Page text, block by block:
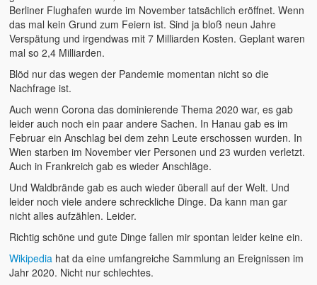
Berliner Flughafen wurde im November tatsächlich eröffnet. Wenn
das mal kein Grund zum Feiern ist. Sind ja bloß neun Jahre
Verspätung und irgendwas mit 7 Milliarden Kosten. Geplant waren
mal so 2,4 Milliarden.
Blöd nur das wegen der Pandemie momentan nicht so die
Nachfrage ist.
Auch wenn Corona das dominierende Thema 2020 war, es gab
leider auch noch ein paar andere Sachen. In Hanau gab es im
Februar ein Anschlag bei dem zehn Leute erschossen wurden. In
Wien starben im November vier Personen und 23 wurden verletzt.
Auch in Frankreich gab es wieder Anschläge.
Und Waldbrände gab es auch wieder überall auf der Welt. Und
leider noch viele andere schreckliche Dinge. Da kann man gar
nicht alles aufzählen. Leider.
Richtig schöne und gute Dinge fallen mir spontan leider keine ein.
Wikipedia hat da eine umfangreiche Sammlung an Ereignissen im
Jahr 2020. Nicht nur schlechtes.